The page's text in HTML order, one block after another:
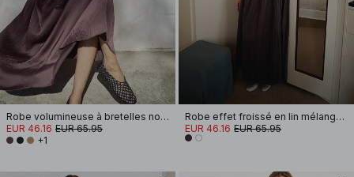
Robe volumineuse à bretelles nouées
EUR 46.16 EUR 65.95
+1
Robe effet froissé en lin mélangé à bretelles amples
EUR 46.16 EUR 65.95